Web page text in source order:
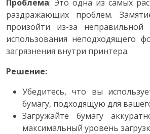
Проблема: Это одна из самых
раздражающих проблем.
произойти из-за неправильной
использования неподходящего
загрязнения внутри принтера.
Решение:
Убедитесь, что вы
бумагу, подходящую для
Загружайте бумагу
максимальный уровень